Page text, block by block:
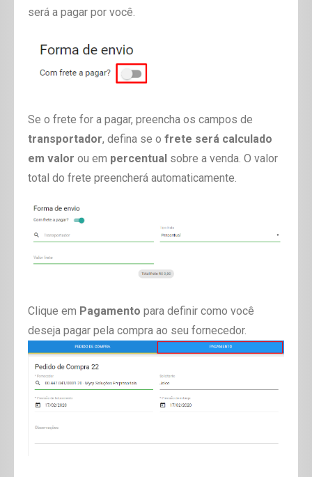
será a pagar por você.
Se o frete for a pagar, preencha os campos de
transportador, defina se o frete será calculado
em valor ou em percentual sobre a venda. O valor
total do frete preencherá automaticamente.
Clique em Pagamento para definir como você
deseja pagar pela compra ao seu fornecedor.